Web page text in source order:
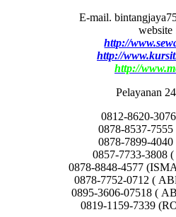
E-mail.
website
http://
http://
http://
Pelayanan
0812-8620-
0878-8537-
0878-7899-
0857-7733-3808
0878-8848-4577
0878-7752-0712 (
0895-3606-07518 (
0819-1159-7339